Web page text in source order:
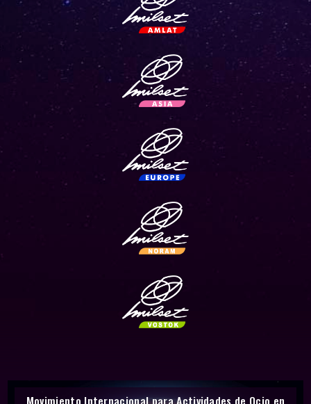
Movimiento Internacional para Actividades de Ocio en